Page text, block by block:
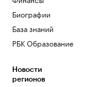
Биографии
База знаний
РБК Образование
Новости
регионов